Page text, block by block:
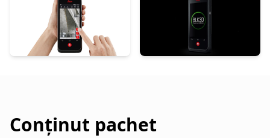
Conținut pachet